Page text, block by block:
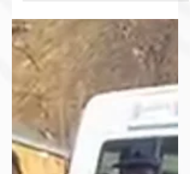
von Läuferinnen und Läufern
gingen unter dem Motto
«Discover your power» auf den
verschiedenen Strecken an den
Start. Die Teilnehmenden erlebten
ein gut organisiertes
Sportwochenende auf
abwechslungsreichen Pfaden vor
einer schönen Bergkulisse, das
von der Königsdistanz EUT102 bis
hin zu den kürzeren Distanzen